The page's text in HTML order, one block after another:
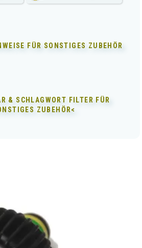
FÜR SONSTIGES ZUBEHÖR
& SCHLAGWORT FILTER FÜR
ZUBEHÖR<